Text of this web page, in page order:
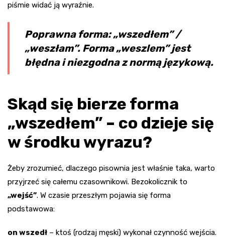
piśmie widać ją wyraźnie.
Poprawna forma: „wszedłem” /
„weszłam”. Forma „weszlem” jest
błędna i niezgodna z normą językową.
Skąd się bierze forma
„wszedłem” – co dzieje się
w środku wyrazu?
Żeby zrozumieć, dlaczego pisownia jest właśnie taka, warto
przyjrzeć się całemu czasownikowi. Bezokolicznik to
„wejść”. W czasie przeszłym pojawia się forma
podstawowa:
on wszedł – ktoś (rodzaj męski) wykonał czynność wejścia.